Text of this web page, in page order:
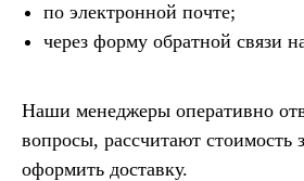
по электронной почте;
через форму обратной связи
Наши менеджеры оперативно
вопросы, рассчитают стоимость
оформить доставку.